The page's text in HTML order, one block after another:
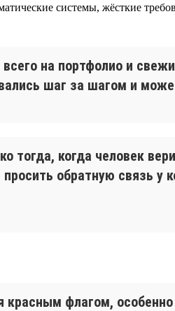
системы, жёсткие
на портфолио и
шаг за шагом и
тогда, когда человек
обратную связь у
флагом,